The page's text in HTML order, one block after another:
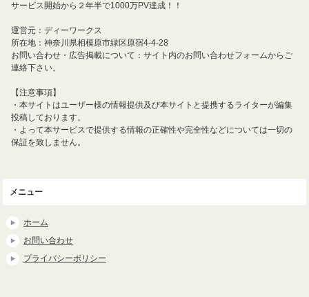
サービス開始から２年半で1000万PV達成！！
運営元：ディーワークス
所在地：神奈川県相模原市緑区原宿4-4-28
お問い合わせ・広告掲載について：サイト内のお問い合わせフォームからご
連絡下さい。
【注意事項】
・本サイトはユーザー様の情報提供及び本サイトと提携するライターが編集
投稿しております。
・よって本サービスで提供する情報の正確性や完全性などについては一切の
保証を致しません。
メニュー
ホーム
お問い合わせ
プライバシーポリシー